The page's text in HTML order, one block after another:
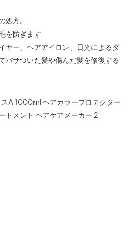
処方。
を防ぎます
ヤー、ヘアアイロン、日光によるダ
パサついた髪や傷んだ髪を修復する